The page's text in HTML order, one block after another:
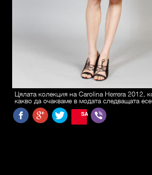
Цялата колекция на Carolina Herrera 2012,
какво да очакваме в модата следващата
SAVE